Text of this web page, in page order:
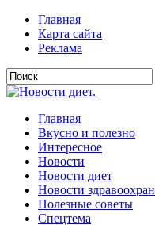
Главная
Карта сайта
Реклама
Главная
Вкусно и полезно
Интересное
Новости
Новости диет
Новости
Полезные советы
Спецтема